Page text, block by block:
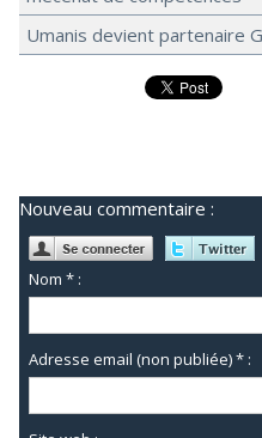
Umanis devient partenaire
Nouveau commentaire :
Nom * :
Adresse email (non publiée) * :